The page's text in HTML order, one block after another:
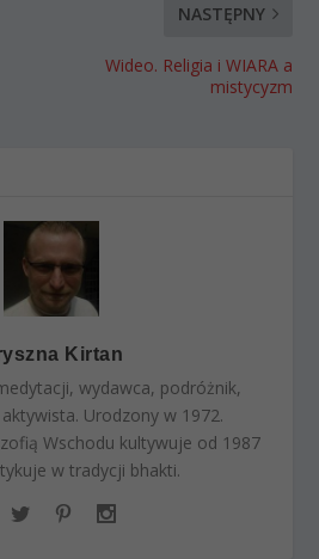
NASTĘPNY
Wideo. Religia i WIARA a
mistycyzm
Kirtan
wydawca, podróżnik,
Urodzony w 1972.
Wschodu kultywuje od 1987
w tradycji bhakti.